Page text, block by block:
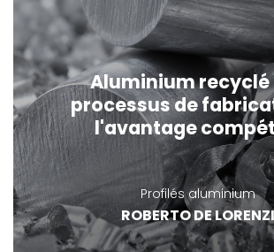
Aluminium recyclé
processus de
l'avantage
Profilés aluminium
ROBERTO DE LORENZI